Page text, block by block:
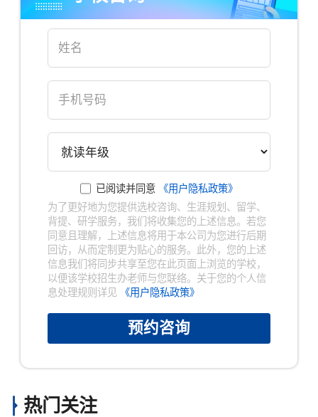
已阅读并同意
《用户隐私政策》
为了更好地为您提供选校咨询、生涯规划、留学、
背提、研学服务，我们将收集您的上述信息。若您
同意且理解，上述信息将用于本公司为您进行后期
回访，从而定制更为贴心的服务。此外，您的上述
信息我们将同步共享至您在此页面上浏览的学校，
以便该学校招生办老师与您联络。关于您的个人信
息处理规则详见
《用户隐私政策》
预约咨询
热门关注